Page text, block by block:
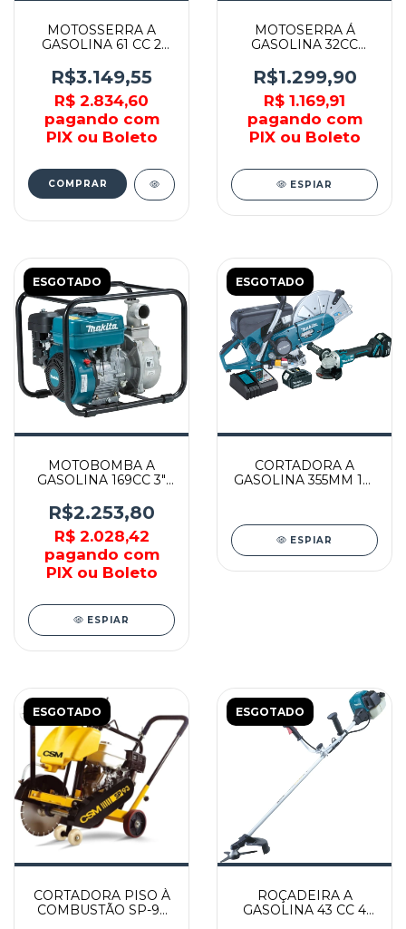
MOTOSSERRA A
GASOLINA 61 CC 2
EA6100PG45E -
MAKITA
R$3.149,55
R$ 2.834,60
pagando com
PIX ou Boleto
COMPRAR
MOTOSERRA Á
GASOLINA 32CC
EA3203SBAG -
MAKITA
R$1.299,90
R$ 1.169,91
pagando com
PIX ou Boleto
ESPIAR
ESGOTADO
MOTOBOMBA A
GASOLINA 169CC 3"
MAKITA
R$2.253,80
R$ 2.028,42
pagando com
PIX ou Boleto
ESPIAR
ESGOTADO
CORTADORA A
GASOLINA 355MM 14"
DK0039M - MAKITA
ESPIAR
ESGOTADO
CORTADORA PISO À
COMBUSTÃO SP-93
ESGOTADO
ROÇADEIRA A
GASOLINA 43 CC 4